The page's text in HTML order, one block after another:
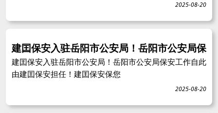
2025-08-20
建囯保安入驻岳阳市公安局！岳阳市公安局保
建囯保安入驻岳阳市公安局！岳阳市公安局保安工作自此
由建囯保安担任！建囯保安保您
2025-08-20